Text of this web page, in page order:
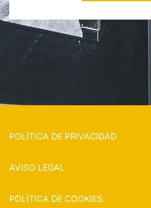
POLÍTICA DE PRIVACIDAD
AVISO LEGAL
POLÍTICA DE COOKIES